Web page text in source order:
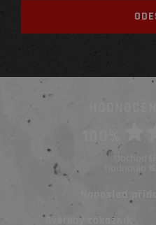
Obchod
hodnotilo
Naposled
Ověřený zákazník